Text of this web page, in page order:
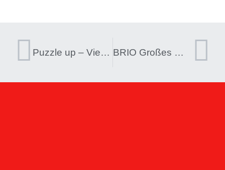
Puzzle up – Vier Jahreszeiten BRIO Großes Weltraumstations-Set